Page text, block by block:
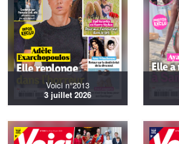
Voici n°2013
3 juillet 2026